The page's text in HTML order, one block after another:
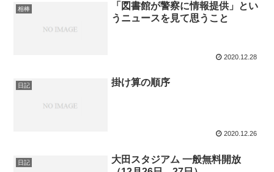
相棒
「図書館が警察に情報提供」とい
うニュースを見て思うこと
2020.12.28
日記 掛け算の順序
2020.12.26
日記
大田スタジアム 一般無料開放